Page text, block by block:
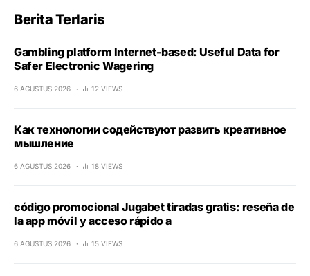
Berita Terlaris
Gambling platform Internet-based: Useful Data for
Safer Electronic Wagering
6 AGUSTUS 2026 12 VIEWS
Как технологии содействуют развить креативное
мышление
6 AGUSTUS 2026 18 VIEWS
código promocional Jugabet tiradas gratis: reseña de
la app móvil y acceso rápido a
6 AGUSTUS 2026 15 VIEWS